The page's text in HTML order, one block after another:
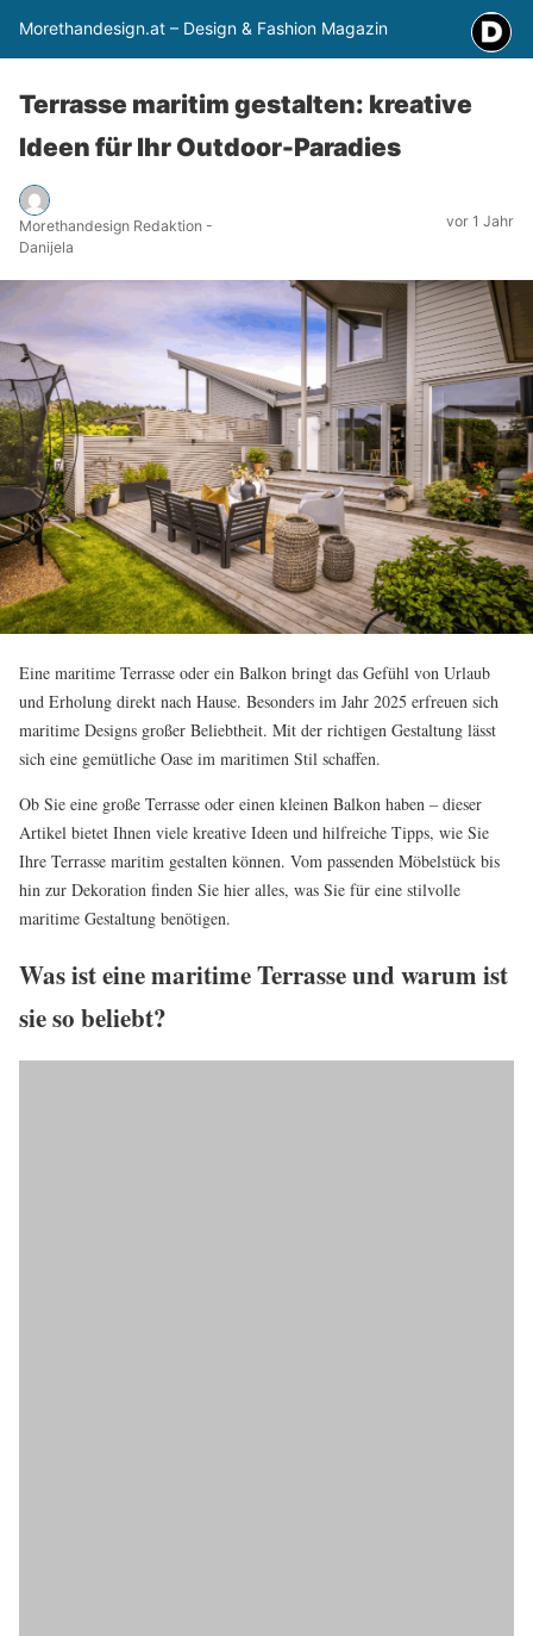
Morethandesign.at – Design & Fashion Magazin
Terrasse maritim gestalten: kreative
Ideen für Ihr Outdoor-Paradies
Morethandesign Redaktion -
Danijela
vor 1 Jahr
Eine maritime Terrasse oder ein Balkon bringt das Gefühl von Urlaub
und Erholung direkt nach Hause. Besonders im Jahr 2025 erfreuen sich
maritime Designs großer Beliebtheit. Mit der richtigen Gestaltung lässt
sich eine gemütliche Oase im maritimen Stil schaffen.
Ob Sie eine große Terrasse oder einen kleinen Balkon haben – dieser
Artikel bietet Ihnen viele kreative Ideen und hilfreiche Tipps, wie Sie
Ihre Terrasse maritim gestalten können. Vom passenden Möbelstück bis
hin zur Dekoration finden Sie hier alles, was Sie für eine stilvolle
maritime Gestaltung benötigen.
Was ist eine maritime Terrasse und warum ist
sie so beliebt?